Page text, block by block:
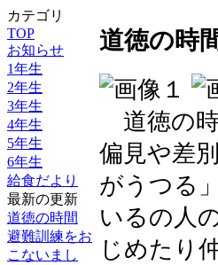
カテゴリ
TOP
お知らせ
1年生
2年生
3年生
4年生
5年生
6年生
給食だより
最新の更新
道徳の時間
避難訓練をお
こないまし
道徳の時
道徳の
偏見や差
がうつる
いるの人
じめたり